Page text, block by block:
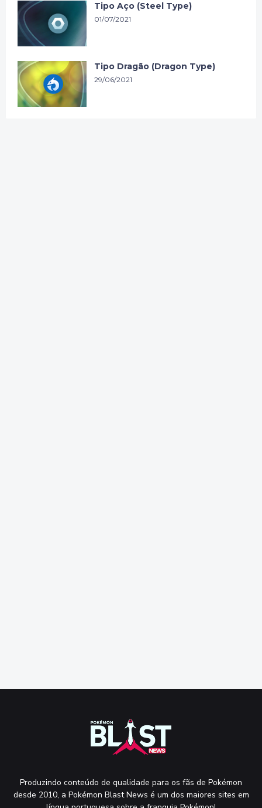
Tipo Aço (Steel Type)
01/07/2021
Tipo Dragão (Dragon Type)
29/06/2021
Produzindo conteúdo de qualidade para os fãs de Pokémon
desde 2010, a Pokémon Blast News é um dos maiores sites em